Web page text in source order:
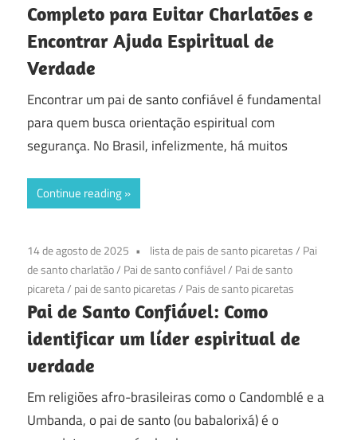
Completo para Evitar Charlatões e
Encontrar Ajuda Espiritual de
Verdade
Encontrar um pai de santo confiável é fundamental
para quem busca orientação espiritual com
segurança. No Brasil, infelizmente, há muitos
Continue reading
14 de agosto de 2025 lista de pais de santo picaretas/ Pai
de santo charlatão/ Pai de santo confiável/ Pai de santo
picareta/ pai de santo picaretas/ Pais de santo picaretas
Pai de Santo Confiável: Como
identificar um líder espiritual de
verdade
Em religiões afro-brasileiras como o Candomblé e a
Umbanda, o pai de santo (ou babalorixá) é o